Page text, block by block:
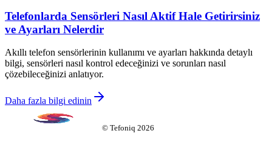
Telefonlarda Sensörleri Nasıl Aktif Hale Getirirsiniz
ve Ayarları Nelerdir
Akıllı telefon sensörlerinin kullanımı ve ayarları hakkında detaylı
bilgi, sensörleri nasıl kontrol edeceğinizi ve sorunları nasıl
çözebileceğinizi anlatıyor.
Daha fazla bilgi edinin
© Tefoniq 2026